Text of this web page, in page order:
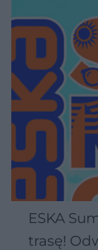
ESKA
trasę!